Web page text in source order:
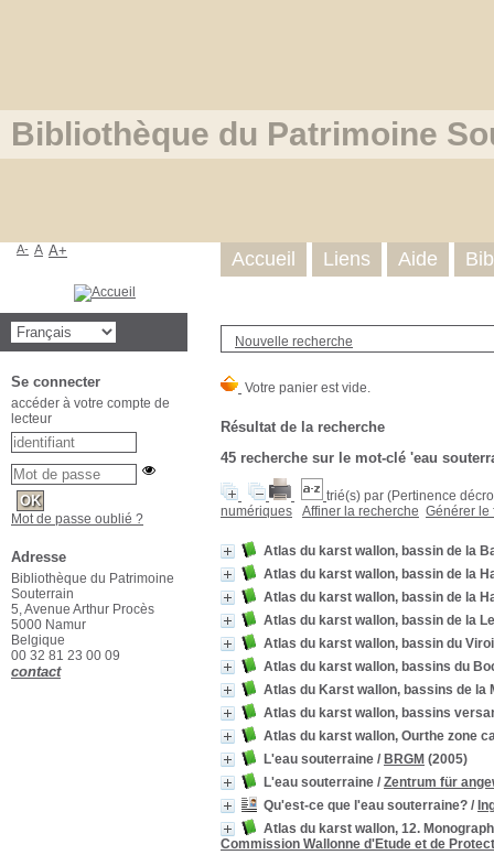
Bibliothèque du Patrimoine
Nouvelle recherche
Résultat de la recherche
45 recherche sur le mot-clé 'eau
trié(s) par (Pertinence
numériques
Affiner la recherche Générer le
Atlas du karst wallon, bassin de la
Atlas du karst wallon, bassin de la
Atlas du karst wallon, bassin de la
Atlas du karst wallon, bassin de la
Atlas du karst wallon, bassin du
Atlas du karst wallon, bassins du
Atlas du Karst wallon, bassins de la
Atlas du karst wallon, bassins
Atlas du karst wallon, Ourthe zone
L'eau souterraine / BRGM (2005)
L'eau souterraine / Zentrum für
Qu'est-ce que l'eau souterraine? /
Atlas du karst wallon, 12.
Commission Wallonne d'Etude et de
Accueil Liens Aide
A- A A+
Se connecter
accéder à votre compte de
lecteur
Mot de passe oublié ?
Adresse
Bibliothèque du Patrimoine
Souterrain
5, Avenue Arthur Procès
5000 Namur
Belgique
00 32 81 23 00 09
contact